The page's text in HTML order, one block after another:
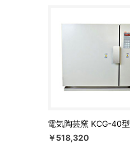
電気陶芸窯 KCG-40型
￥518,320